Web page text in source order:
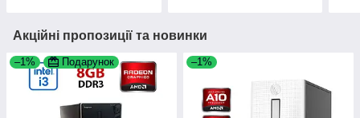
Акційні пропозиції та новинки
–1% Подарунок –1%